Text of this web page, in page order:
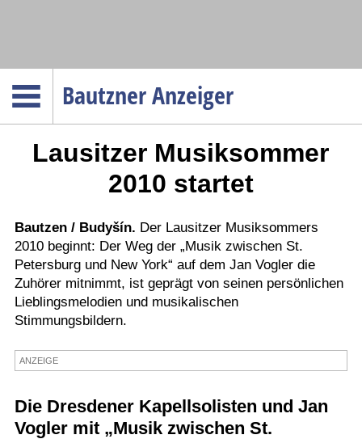
Bautzner Anzeiger
Menüpunkte
Politik
Wirtschaft
Service
Verkehr
Gesundheit
Sport
Kostenlos
Lausitzer Musiksommer
2010 startet
Bautzen / Budyšín. Der Lausitzer Musiksommers
2010 beginnt: Der Weg der „Musik zwischen St.
Petersburg und New York“ auf dem Jan Vogler die
Zuhörer mitnimmt, ist geprägt von seinen persönlichen
Lieblingsmelodien und musikalischen
Stimmungsbildern.
ANZEIGE
Die Dresdener Kapellsolisten und Jan
Vogler mit „Musik zwischen St.